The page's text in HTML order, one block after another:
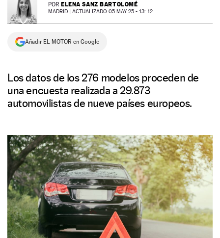
NEWSLETTER
SÍGUENOS
POR ELENA SANZ BARTOLOMÉ
MADRID | ACTUALIZADO 05 MAY 25 - 13: 12
Añadir EL MOTOR en Google
Los datos de los 276 modelos proceden de
una encuesta realizada a 29.873
automovilistas de nueve países europeos.